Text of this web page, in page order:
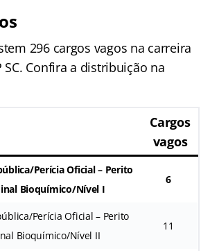
296 cargos vagos na carreira
SC. Confira a distribuição na
Cargos
vagos
Perícia Oficial – Perito
Bioquímico/Nível I
6
Perícia Oficial – Perito
Bioquímico/Nível II
11